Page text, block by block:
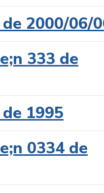
2000/06/
333 de
1995
0334 de